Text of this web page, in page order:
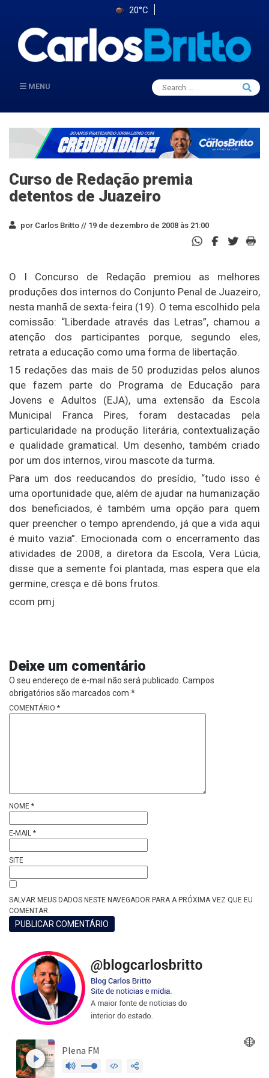
20°C
MENU
Search
for:
Search
Curso de Redação premia
detentos de Juazeiro
por Carlos Britto // 19 de dezembro de 2008 às 21:00
O I Concurso de Redação premiou as melhores
produções dos internos do Conjunto Penal de Juazeiro,
nesta manhã de sexta-feira (19). O tema escolhido pela
comissão: “Liberdade através das Letras”, chamou a
atenção dos participantes porque, segundo eles,
retrata a educação como uma forma de libertação.
15 redações das mais de 50 produzidas pelos alunos
que fazem parte do Programa de Educação para
Jovens e Adultos (EJA), uma extensão da Escola
Municipal Franca Pires, foram destacadas pela
particularidade na produção literária, contextualização
e qualidade gramatical. Um desenho, também criado
por um dos internos, virou mascote da turma.
Para um dos reeducandos do presídio, “tudo isso é
uma oportunidade que, além de ajudar na humanização
dos beneficiados, é também uma opção para quem
quer preencher o tempo aprendendo, já que a vida aqui
é muito vazia”. Emocionada com o encerramento das
atividades de 2008, a diretora da Escola, Vera Lúcia,
disse que a semente foi plantada, mas espera que ela
germine, cresça e dê bons frutos.
ccom pmj
Deixe um comentário
O seu endereço de e-mail não será publicado. Campos
obrigatórios são marcados com *
COMENTÁRIO *
NOME *
E-MAIL *
SITE
SALVAR MEUS DADOS NESTE NAVEGADOR PARA A PRÓXIMA VEZ QUE EU
COMENTAR.